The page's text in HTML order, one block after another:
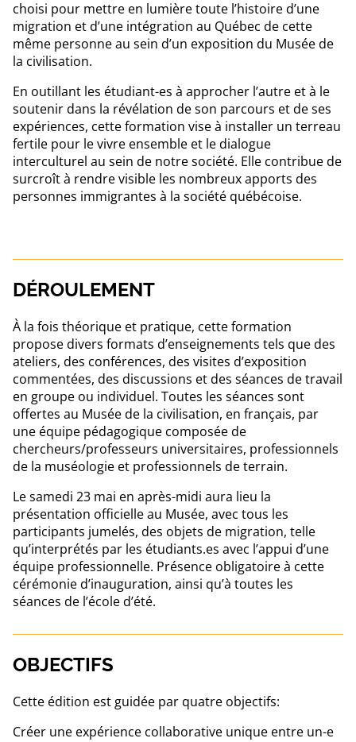
choisi pour mettre en lumière toute l’histoire d’une
migration et d’une intégration au Québec de cette
même personne au sein d’un exposition du Musée de
la civilisation.
En outillant les étudiant-es à approcher l’autre et à le
soutenir dans la révélation de son parcours et de ses
expériences, cette formation vise à installer un terreau
fertile pour le vivre ensemble et le dialogue
interculturel au sein de notre société. Elle contribue de
surcroît à rendre visible les nombreux apports des
personnes immigrantes à la société québécoise.
DÉROULEMENT
À la fois théorique et pratique, cette formation
propose divers formats d’enseignements tels que des
ateliers, des conférences, des visites d’exposition
commentées, des discussions et des séances de travail
en groupe ou individuel. Toutes les séances sont
offertes au Musée de la civilisation, en français, par
une équipe pédagogique composée de
chercheurs/professeurs universitaires, professionnels
de la muséologie et professionnels de terrain.
Le samedi 23 mai en après-midi aura lieu la
présentation officielle au Musée, avec tous les
participants jumelés, des objets de migration, telle
qu’interprétés par les étudiants.es avec l’appui d’une
équipe professionnelle. Présence obligatoire à cette
cérémonie d’inauguration, ainsi qu’à toutes les
séances de l’école d’été.
OBJECTIFS
Cette édition est guidée par quatre objectifs:
Créer une expérience collaborative unique entre un-e